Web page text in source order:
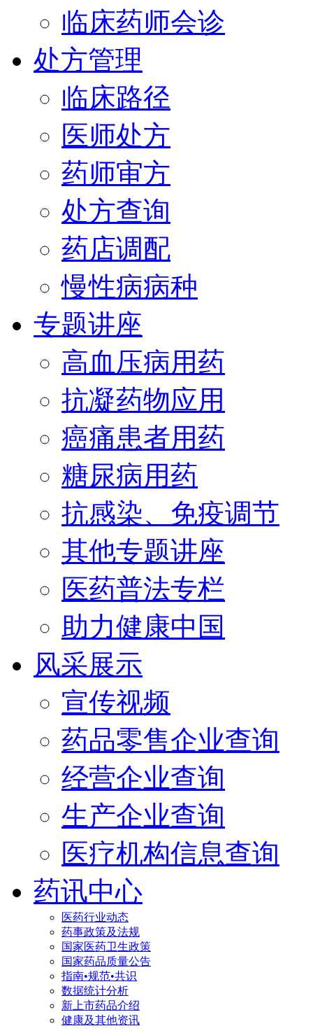
临床药师会诊
处方管理
临床路径
医师处方
药师审方
处方查询
药店调配
慢性病病种
专题讲座
高血压病用药
抗凝药物应用
癌痛患者用药
糖尿病用药
抗感染、免疫调节
其他专题讲座
医药普法专栏
助力健康中国
风采展示
宣传视频
药品零售企业查询
经营企业查询
生产企业查询
医疗机构信息查询
药讯中心
医药行业动态
药事政策及法规
国家医药卫生政策
国家药品质量公告
指南•规范•共识
数据统计分析
新上市药品介绍
健康及其他资讯